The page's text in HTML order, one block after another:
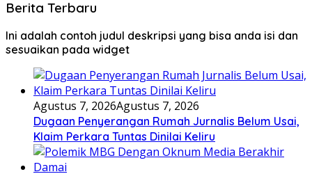
Berita Terbaru
Ini adalah contoh judul deskripsi yang bisa anda isi dan
sesuaikan pada widget
Agustus 7, 2026Agustus 7, 2026
Dugaan Penyerangan Rumah Jurnalis Belum Usai,
Klaim Perkara Tuntas Dinilai Keliru